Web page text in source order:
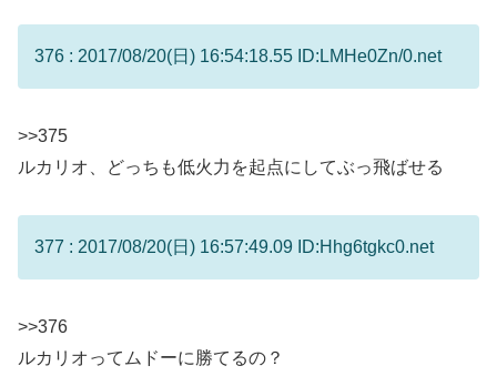
376 : 2017/08/20(日) 16:54:18.55 ID:LMHe0Zn/0.net
>>375
ルカリオ、どっちも低火力を起点にしてぶっ飛ばせる
377 : 2017/08/20(日) 16:57:49.09 ID:Hhg6tgkc0.net
>>376
ルカリオってムドーに勝てるの？